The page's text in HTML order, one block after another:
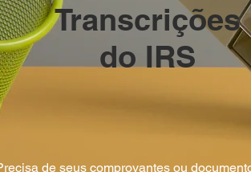
Transcrições
do IRS
de seus comprovantes ou